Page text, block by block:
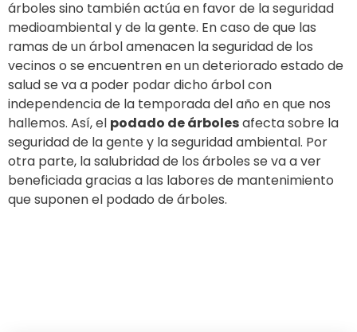
árboles sino también actúa en favor de la seguridad
medioambiental y de la gente. En caso de que las
ramas de un árbol amenacen la seguridad de los
vecinos o se encuentren en un deteriorado estado de
salud se va a poder podar dicho árbol con
independencia de la temporada del año en que nos
hallemos. Así, el podado de árbolesafecta sobre la
seguridad de la gente y la seguridad ambiental. Por
otra parte, la salubridad de los árboles se va a ver
beneficiada gracias a las labores de mantenimiento
que suponen el podado de árboles.